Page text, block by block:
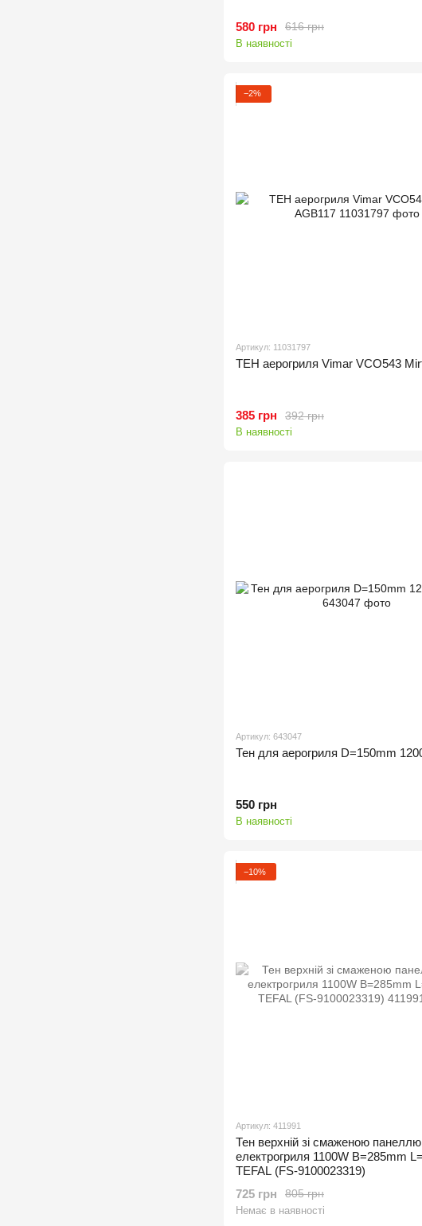
616 грн
580 грн
В наявності
−2%
Артикул: 11031797
ТЕН аерогриля Vimar VCO543
392 грн
385 грн
В наявності
Артикул: 643047
Тен для аерогриля D=150mm
550 грн
В наявності
−10%
Артикул: 411991
Тен верхній зі смаженою
електрогриля 1100W B=285mm
TEFAL (FS-9100023319)
805 грн
725 грн
Немає в наявності